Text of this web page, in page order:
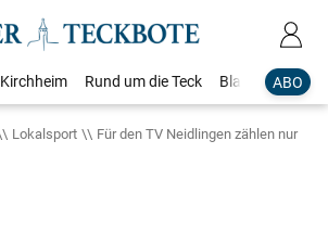
ABO
Kirchheim Rund um die Teck Blaulicht
Lokalsport
Für den TV Neidlingen zählen nur